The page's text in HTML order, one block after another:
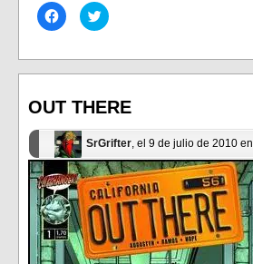
Haz
clic
en
(Se
en
una
nueva)
Haz
clic
en
(Se
en
una
nueva)
OUT THERE
SrGrifter, el 9 de julio de 2010 en